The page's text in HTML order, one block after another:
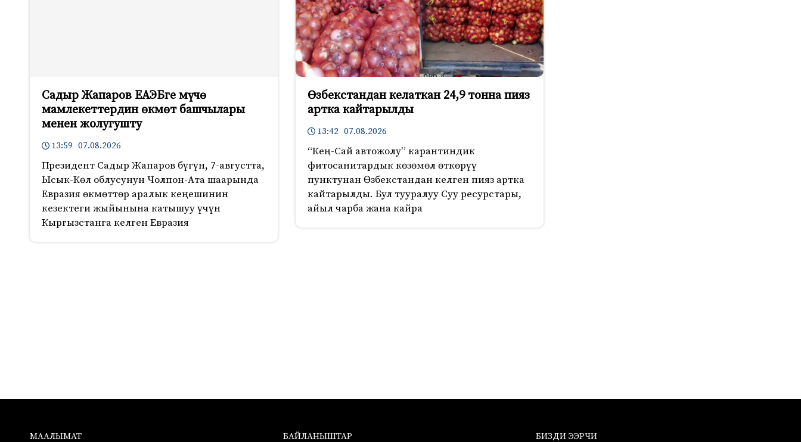
Садыр Жапаров ЕАЭБге мүчө
мамлекеттердин өкмөт башчылары
менен жолугушту
13:59 07.08.2026
Президент Садыр Жапаров бүгүн, 7-августта,
Ысык-Көл облусунун Чолпон-Ата шаарында
Евразия өкмөттөр аралык кеңешинин
кезектеги жыйынына катышуу үчүн
Кыргызстанга келген Евразия
Өзбекстандан келаткан 24,9 тонна пияз
артка кайтарылды
13:42 07.08.2026
“Кең-Сай автожолу” карантиндик
фитосанитардык көзөмөл өткөрүү
пунктунан Өзбекстандан келген пияз артка
кайтарылды. Бул тууралуу Суу ресурстары,
айыл чарба жана кайра
МААЛЫМАТ БАЙЛАНЫШТАР БИЗДИ ЭЭРЧИ